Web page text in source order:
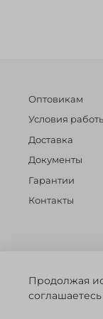
Оптовикам
Условия
Доставка
Документы
Гарантии
Контакты
©️ 2014 - 2024
ЗА
ЧЕСТНЫЙ
Продолжая